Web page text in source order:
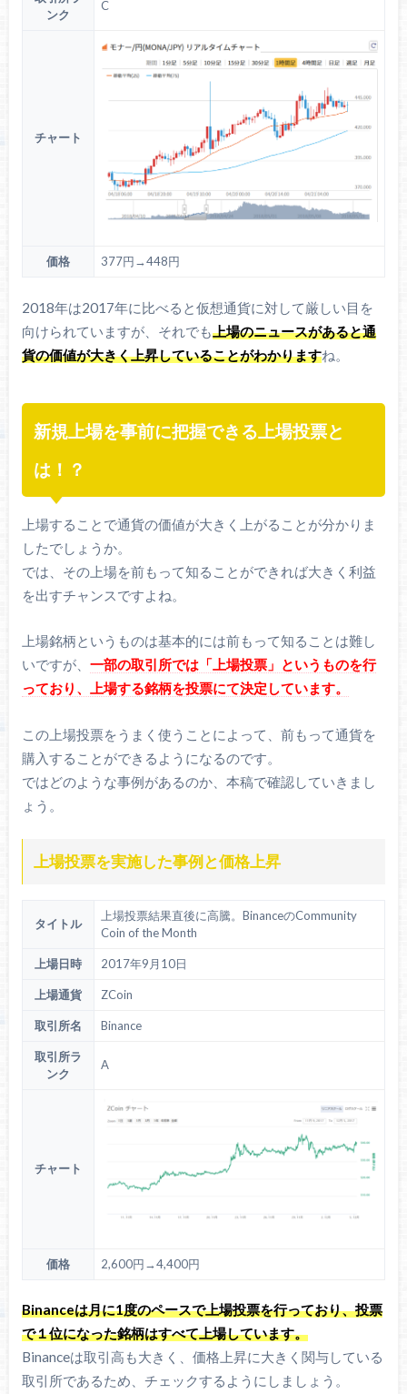
ンク
C
チャート
価格 377円→448円
2018年は2017年に比べると仮想通貨に対して厳しい目を
向けられていますが、それでも上場のニュースがあると通
貨の価値が大きく上昇していることがわかりますね。
新規上場を事前に把握できる上場投票と
は！？
上場することで通貨の価値が大きく上がることが分かりま
したでしょうか。
では、その上場を前もって知ることができれば大きく利益
を出すチャンスですよね。
上場銘柄というものは基本的には前もって知ることは難し
いですが、 一部の取引所では「上場投票」というものを行
っており、上場する銘柄を投票にて決定しています。
この上場投票をうまく使うことによって、前もって通貨を
購入することができるようになるのです。
ではどのような事例があるのか、本稿で確認していきまし
ょう。
上場投票を実施した事例と価格上昇
タイトル
上場投票結果直後に高騰。BinanceのCommunity
Coin of the Month
上場日時 2017年9月10日
上場通貨 ZCoin
取引所名 Binance
取引所ラ
ンク
A
チャート
価格 2,600円→4,400円
Binanceは月に1度のペースで上場投票を行っており、投票
で１位になった銘柄はすべて上場しています。
Binanceは取引高も大きく、価格上昇に大きく関与している
取引所であるため、チェックするようにしましょう。